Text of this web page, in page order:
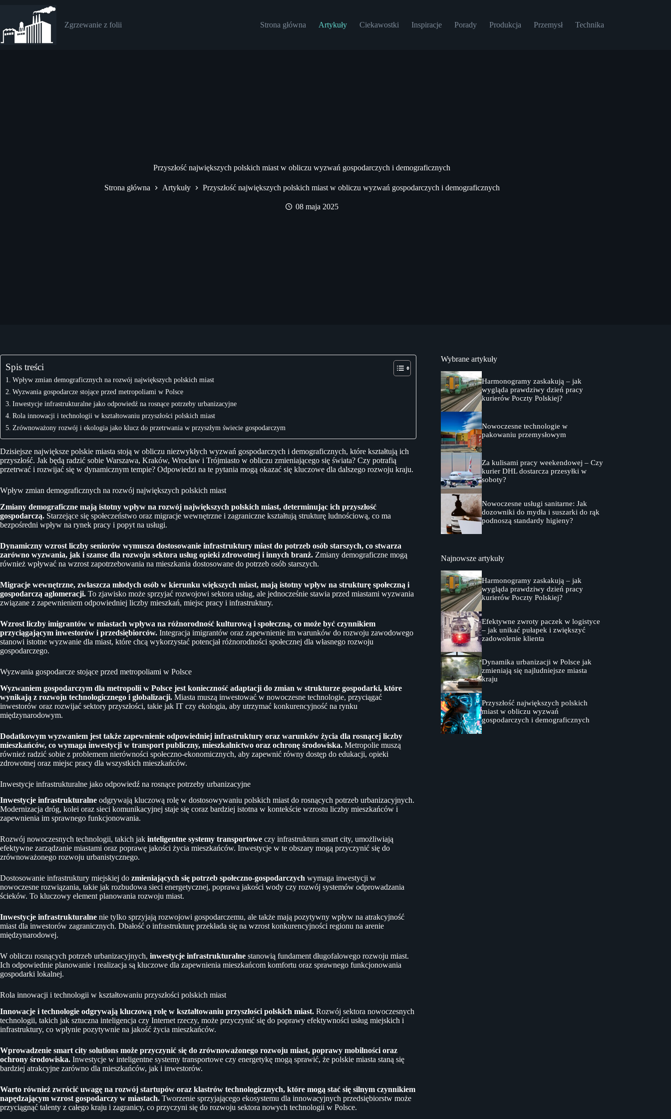
Zgrzewanie z folii Strona główna Artykuły Ciekawostki Inspiracje Porady Produkcja Przemysł Technika
Przyszłość największych polskich miast w obliczu wyzwań gospodarczych i demograficznych
Strona główna Artykuły Przyszłość największych polskich miast w obliczu wyzwań gospodarczych i demograficznych
08 maja 2025
Spis treści
Wpływ zmian demograficznych na rozwój największych polskich miast
Wyzwania gospodarcze stojące przed metropoliami w Polsce
Inwestycje infrastrukturalne jako odpowiedź na rosnące potrzeby urbanizacyjne
Rola innowacji i technologii w kształtowaniu przyszłości polskich miast
Zrównoważony rozwój i ekologia jako klucz do przetrwania w przyszłym świecie gospodarczym
Dzisiejsze największe polskie miasta stoją w obliczu niezwykłych wyzwań gospodarczych i demograficznych, które kształtują ich
przyszłość. Jak będą radzić sobie Warszawa, Kraków, Wrocław i Trójmiasto w obliczu zmieniającego się świata? Czy potrafią
przetrwać i rozwijać się w dynamicznym tempie? Odpowiedzi na te pytania mogą okazać się kluczowe dla dalszego rozwoju kraju.
Wpływ zmian demograficznych na rozwój największych polskich miast
Zmiany demograficzne mają istotny wpływ na rozwój największych polskich miast, determinując ich przyszłość
gospodarczą. Starzejące się społeczeństwo oraz migracje wewnętrzne i zagraniczne kształtują strukturę ludnościową, co ma
bezpośredni wpływ na rynek pracy i popyt na usługi.
Dynamiczny wzrost liczby seniorów wymusza dostosowanie infrastruktury miast do potrzeb osób starszych, co stwarza
zarówno wyzwania, jak i szanse dla rozwoju sektora usług opieki zdrowotnej i innych branż. Zmiany demograficzne mogą
również wpływać na wzrost zapotrzebowania na mieszkania dostosowane do potrzeb osób starszych.
Migracje wewnętrzne, zwłaszcza młodych osób w kierunku większych miast, mają istotny wpływ na strukturę społeczną i
gospodarczą aglomeracji. To zjawisko może sprzyjać rozwojowi sektora usług, ale jednocześnie stawia przed miastami wyzwania
związane z zapewnieniem odpowiedniej liczby mieszkań, miejsc pracy i infrastruktury.
Wzrost liczby imigrantów w miastach wpływa na różnorodność kulturową i społeczną, co może być czynnikiem
przyciągającym inwestorów i przedsiębiorców. Integracja imigrantów oraz zapewnienie im warunków do rozwoju zawodowego
stanowi istotne wyzwanie dla miast, które chcą wykorzystać potencjał różnorodności społecznej dla własnego rozwoju
gospodarczego.
Wyzwania gospodarcze stojące przed metropoliami w Polsce
Wyzwaniem gospodarczym dla metropolii w Polsce jest konieczność adaptacji do zmian w strukturze gospodarki, które
wynikają z rozwoju technologicznego i globalizacji. Miasta muszą inwestować w nowoczesne technologie, przyciągać
inwestorów oraz rozwijać sektory przyszłości, takie jak IT czy ekologia, aby utrzymać konkurencyjność na rynku
międzynarodowym.
Dodatkowym wyzwaniem jest także zapewnienie odpowiedniej infrastruktury oraz warunków życia dla rosnącej liczby
mieszkańców, co wymaga inwestycji w transport publiczny, mieszkalnictwo oraz ochronę środowiska. Metropolie muszą
również radzić sobie z problemem nierówności społeczno-ekonomicznych, aby zapewnić równy dostęp do edukacji, opieki
zdrowotnej oraz miejsc pracy dla wszystkich mieszkańców.
Inwestycje infrastrukturalne jako odpowiedź na rosnące potrzeby urbanizacyjne
Inwestycje infrastrukturalne odgrywają kluczową rolę w dostosowywaniu polskich miast do rosnących potrzeb urbanizacyjnych.
Modernizacja dróg, kolei oraz sieci komunikacyjnej staje się coraz bardziej istotna w kontekście wzrostu liczby mieszkańców i
zapewnienia im sprawnego funkcjonowania.
Rozwój nowoczesnych technologii, takich jak inteligentne systemy transportowe czy infrastruktura smart city, umożliwiają
efektywne zarządzanie miastami oraz poprawę jakości życia mieszkańców. Inwestycje w te obszary mogą przyczynić się do
zrównoważonego rozwoju urbanistycznego.
Dostosowanie infrastruktury miejskiej do zmieniających się potrzeb społeczno-gospodarczych wymaga inwestycji w
nowoczesne rozwiązania, takie jak rozbudowa sieci energetycznej, poprawa jakości wody czy rozwój systemów odprowadzania
ścieków. To kluczowy element planowania rozwoju miast.
Inwestycje infrastrukturalne nie tylko sprzyjają rozwojowi gospodarczemu, ale także mają pozytywny wpływ na atrakcyjność
miast dla inwestorów zagranicznych. Dbałość o infrastrukturę przekłada się na wzrost konkurencyjności regionu na arenie
międzynarodowej.
W obliczu rosnących potrzeb urbanizacyjnych, inwestycje infrastrukturalne stanowią fundament długofalowego rozwoju miast.
Ich odpowiednie planowanie i realizacja są kluczowe dla zapewnienia mieszkańcom komfortu oraz sprawnego funkcjonowania
gospodarki lokalnej.
Rola innowacji i technologii w kształtowaniu przyszłości polskich miast
Innowacje i technologie odgrywają kluczową rolę w kształtowaniu przyszłości polskich miast. Rozwój sektora nowoczesnych
technologii, takich jak sztuczna inteligencja czy Internet rzeczy, może przyczynić się do poprawy efektywności usług miejskich i
infrastruktury, co wpłynie pozytywnie na jakość życia mieszkańców.
Wprowadzenie smart city solutions może przyczynić się do zrównoważonego rozwoju miast, poprawy mobilności oraz
ochrony środowiska. Inwestycje w inteligentne systemy transportowe czy energetykę mogą sprawić, że polskie miasta staną się
bardziej atrakcyjne zarówno dla mieszkańców, jak i inwestorów.
Warto również zwrócić uwagę na rozwój startupów oraz klastrów technologicznych, które mogą stać się silnym czynnikiem
napędzającym wzrost gospodarczy w miastach. Tworzenie sprzyjającego ekosystemu dla innowacyjnych przedsiębiorstw może
przyciągnąć talenty z całego kraju i zagranicy, co przyczyni się do rozwoju sektora nowych technologii w Polsce.
Wybrane artykuły
Harmonogramy zaskakują – jak
wygląda prawdziwy dzień pracy
kurierów Poczty Polskiej?
Nowoczesne technologie w
pakowaniu przemysłowym
Za kulisami pracy weekendowej – Czy
kurier DHL dostarcza przesyłki w
soboty?
Nowoczesne usługi sanitarne: Jak
dozowniki do mydła i suszarki do rąk
podnoszą standardy higieny?
Najnowsze artykuły
Harmonogramy zaskakują – jak
wygląda prawdziwy dzień pracy
kurierów Poczty Polskiej?
Efektywne zwroty paczek w logistyce
– jak unikać pułapek i zwiększyć
zadowolenie klienta
Dynamika urbanizacji w Polsce jak
zmieniają się najludniejsze miasta
kraju
Przyszłość największych polskich
miast w obliczu wyzwań
gospodarczych i demograficznych